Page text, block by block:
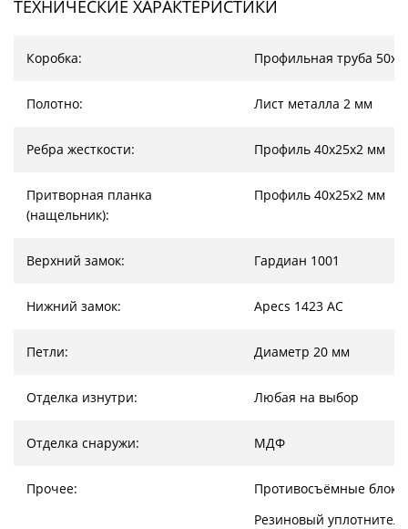
ТЕХНИЧЕСКИЕ ХАРАКТЕРИСТИКИ
Коробка: Профильная труба
Полотно: Лист металла 2 мм
Ребра жесткости: Профиль 40х25х2 мм
Притворная планка
(нащельник):
Профиль 40х25х2 мм
Верхний замок: Гардиан 1001
Нижний замок: Apecs 1423 AC
Петли: Диаметр 20 мм
Отделка изнутри: Любая на выбор
Отделка снаружи: МДФ
Прочее:
Противосъёмные
Резиновый